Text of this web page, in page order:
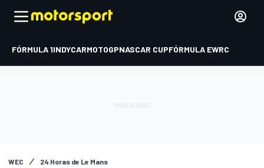
FÓRMULA 1INDYCARMOTOGPNASCAR CUPFÓRMULA EWRC
WEC 24 Horas de Le Mans